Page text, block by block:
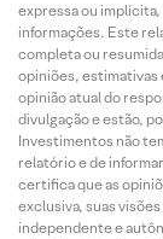
expressa ou
informações. Este
completa ou
opiniões,
opinião atual do
divulgação e estão,
Investimentos não
relatório e de
certifica que as
exclusiva, suas
independente e